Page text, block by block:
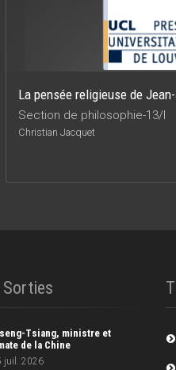
La pensée religieuse de
Section de philosophie-13/I
Christian Jacquet
Sorties
Tsiang, ministre et
de la Chine
juil. 2026